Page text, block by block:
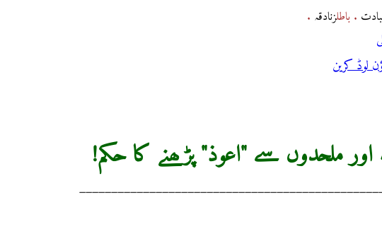
. باطلزنادقہ
لوڈ کرین
اور ملحدوں سے "اعوذ" پڑھنے کا حکم!